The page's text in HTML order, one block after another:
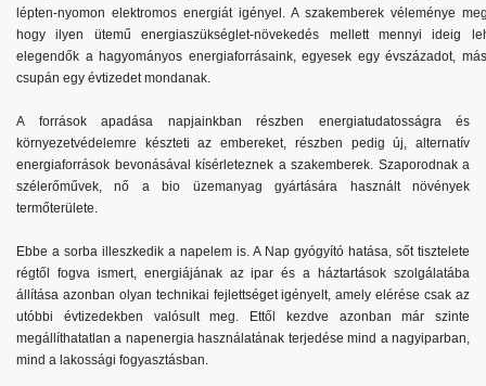
lépten-nyomon elektromos energiát igényel. A szakemberek véleménye
hogy ilyen ütemű energiaszükséglet-növekedés mellett mennyi ideig
elegendők a hagyományos energiaforrásaink, egyesek egy évszázadot,
csupán egy évtizedet mondanak.
A források apadása napjainkban részben energiatudatosságra és
környezetvédelemre készteti az embereket, részben pedig új, alternatív
energiaforrások bevonásával kísérleteznek a szakemberek. Szaporodnak a
szélerőművek, nő a bio üzemanyag gyártására használt növények
termőterülete.
Ebbe a sorba illeszkedik a napelem is. A Nap gyógyító hatása, sőt tisztelete
régtől fogva ismert, energiájának az ipar és a háztartások szolgálatába
állítása azonban olyan technikai fejlettséget igényelt, amely elérése csak az
utóbbi évtizedekben valósult meg. Ettől kezdve azonban már szinte
megállíthatatlan a napenergia használatának terjedése mind a nagyiparban,
mind a lakossági fogyasztásban.